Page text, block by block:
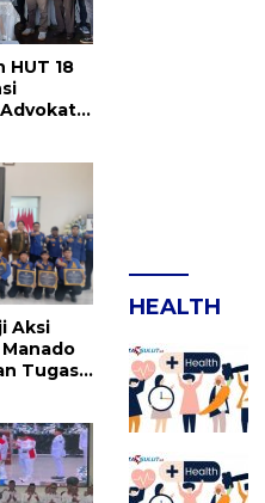
HUT 18
Aksi
Tugas
HEALTH